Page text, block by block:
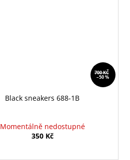
700 KČ
–50 %
Black sneakers 688-1B
Momentálně nedostupné
350 Kč